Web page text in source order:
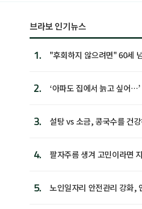
브라보 인기뉴스
1.
"후회하지 않으려면" 60세
2.
‘아파도 집에서 늙고 싶어
3. 설탕 vs 소금, 콩국수를 건
4. 팔자주름 생겨 고민이라면
5.
노인일자리 안전관리 강화,